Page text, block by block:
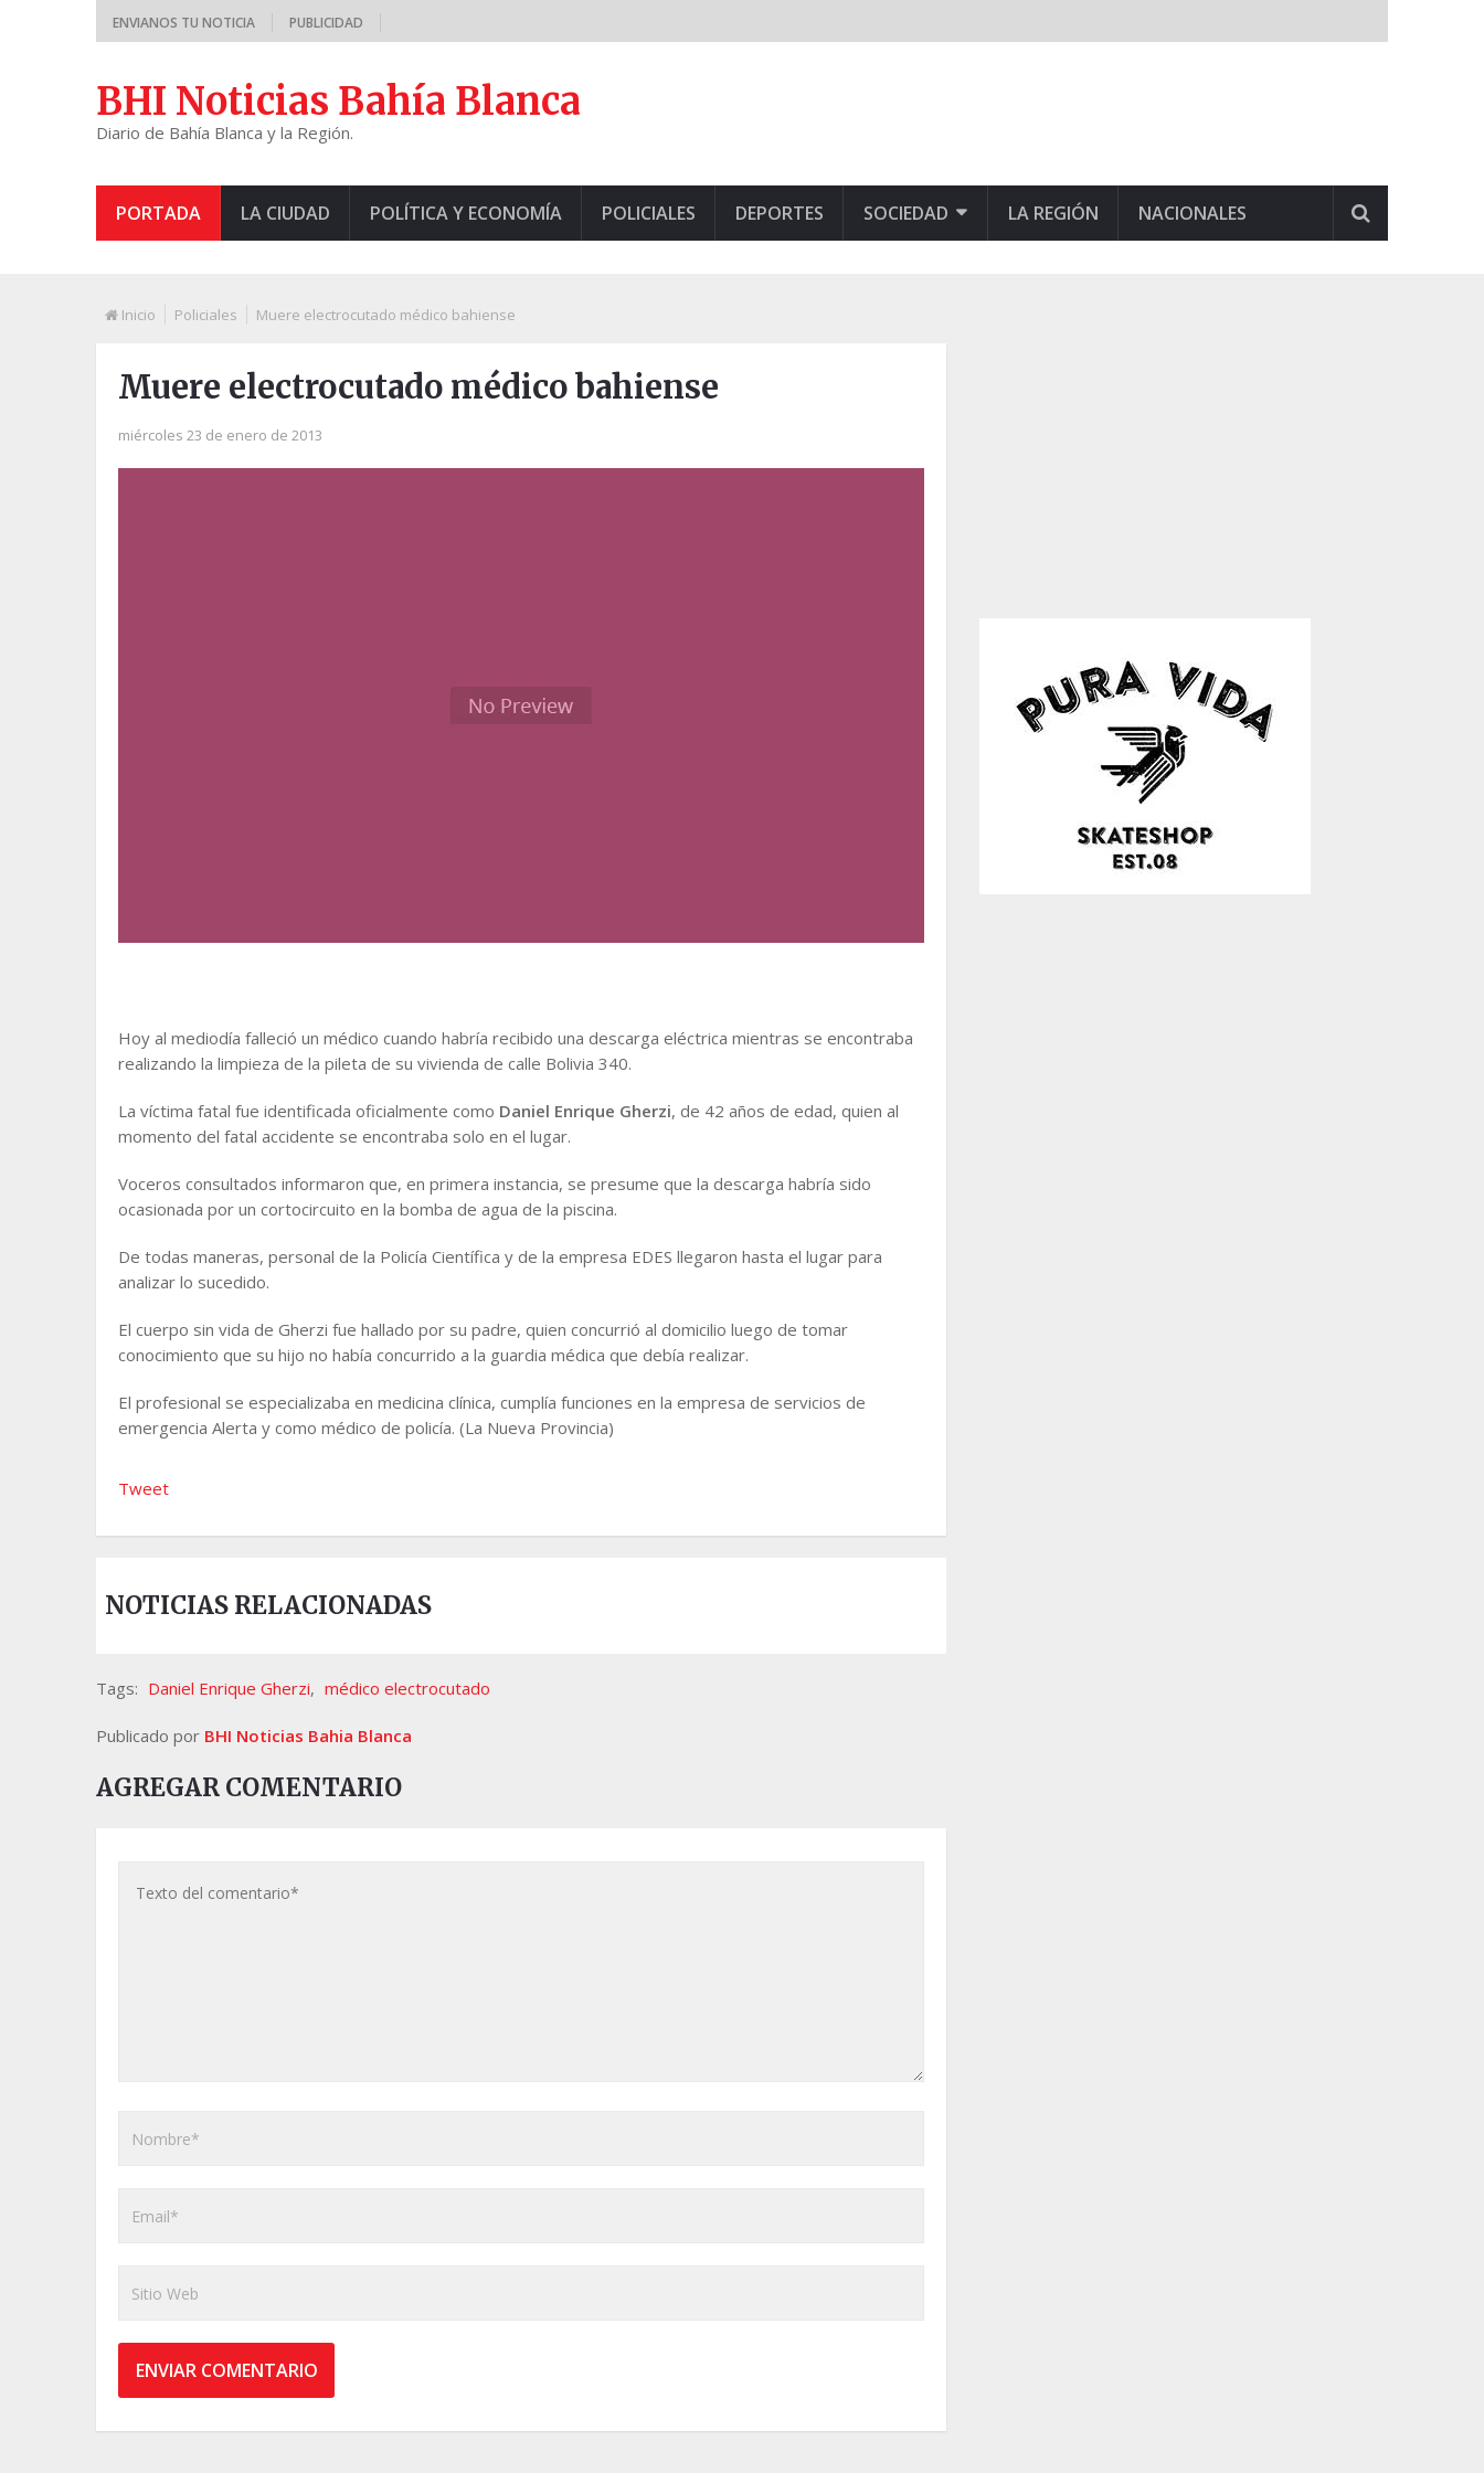
ENVIANOS TU NOTICIA PUBLICIDAD
BHI Noticias Bahía Blanca
Diario de Bahía Blanca y la Región.
PORTADA LA CIUDAD POLÍTICA Y ECONOMÍA POLICIALES DEPORTES SOCIEDAD LA REGIÓN NACIONALES
Inicio Policiales Muere electrocutado médico bahiense
Muere electrocutado médico bahiense
miércoles 23 de enero de 2013
Hoy al mediodía falleció un médico cuando habría recibido una descarga eléctrica mientras se encontraba
realizando la limpieza de la pileta de su vivienda de calle Bolivia 340.
La víctima fatal fue identificada oficialmente como Daniel Enrique Gherzi, de 42 años de edad, quien al
momento del fatal accidente se encontraba solo en el lugar.
Voceros consultados informaron que, en primera instancia, se presume que la descarga habría sido
ocasionada por un cortocircuito en la bomba de agua de la piscina.
De todas maneras, personal de la Policía Científica y de la empresa EDES llegaron hasta el lugar para
analizar lo sucedido.
El cuerpo sin vida de Gherzi fue hallado por su padre, quien concurrió al domicilio luego de tomar
conocimiento que su hijo no había concurrido a la guardia médica que debía realizar.
El profesional se especializaba en medicina clínica, cumplía funciones en la empresa de servicios de
emergencia Alerta y como médico de policía. (La Nueva Provincia)
Tweet
NOTICIAS RELACIONADAS
Tags: Daniel Enrique Gherzi, médico electrocutado
Publicado por BHI Noticias Bahia Blanca
AGREGAR COMENTARIO